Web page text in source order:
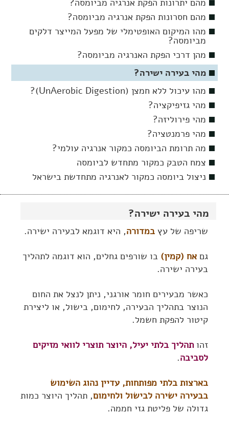
מהי בעירה ישירה?
שריפה של עץ במדורה, היא דוגמא לבעירה ישירה.
גם אח (קמין) בו שורפים גחלים, הוא דוגמה לתהליך
בעירה ישירה.
כאשר מבעירים חומר אורגני, ניתן לנצל את החום
הנוצר בתהליך הבעירה, לחימום, בישול, או ליצירת
קיטור להפקת חשמל.
זהו תהליך בלתי יעיל, היוצר תוצרי לוואי מזיקים
לסביבה.
בארצות בלתי מפותחות, עדיין נהוג השימוש
בבעירה ישירה לבישול ולחימום, תהליך היוצר כמות
גדולה של פליטת גזי חממה.
מהם יתרונות הפקת אנרגיה מביומסה?
מהם חסרונות הפקת אנרגיה מביומסה?
מהו המיקום האופטימלי של מפעל המייצר דלקים
מביומסה?
מהן דרכי הפקת האנרגיה מביומסה?
מהי בעירה ישירה?
מהו עיכול ללא חמצן (UnAerobic Digestion)?
מהי גזיפיקציה?
מהי פירוליזה?
מהי פרמנטציה?
מה תרומת הביומסה כמקור אנרגיה עולמי?
צמח הטבק כמקור מתחדש לביומסה
ניצול ביומסה כמקור לאנרגיה מתחדשת בישראל